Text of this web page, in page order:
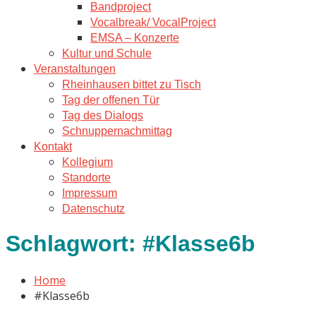
Bandproject
Vocalbreak/ VocalProject
EMSA – Konzerte
Kultur und Schule
Veranstaltungen
Rheinhausen bittet zu Tisch
Tag der offenen Tür
Tag des Dialogs
Schnuppernachmittag
Kontakt
Kollegium
Standorte
Impressum
Datenschutz
Schlagwort: #Klasse6b
Home
#Klasse6b